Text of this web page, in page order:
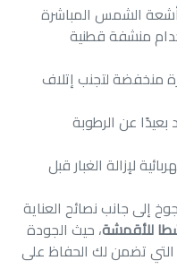
الشمس المباشرة
منشفة قطنية
منخفضة لتجنب إتلاف
عن الرطوبة
لإزالة الغبار قبل
إلى جانب نصائح العناية
للأقمشة، حيث الجودة
التي تضمن لك الحفاظ على